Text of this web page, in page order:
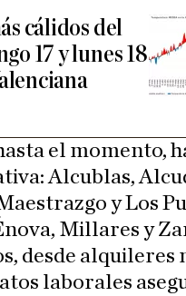
cálidos del
17 y lunes 18
el momento,
Alcublas,
y Los
Millares y
desde alquileres
laborales